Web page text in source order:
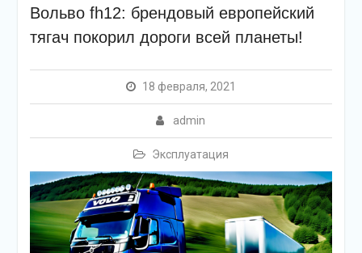
Вольво fh12: брендовый европейский
тягач покорил дороги всей планеты!
18 февраля, 2021
admin
Эксплуатация